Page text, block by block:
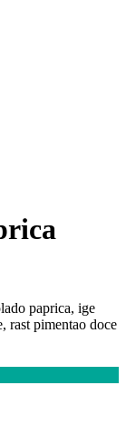
paprica, ige
rast pimentao doce